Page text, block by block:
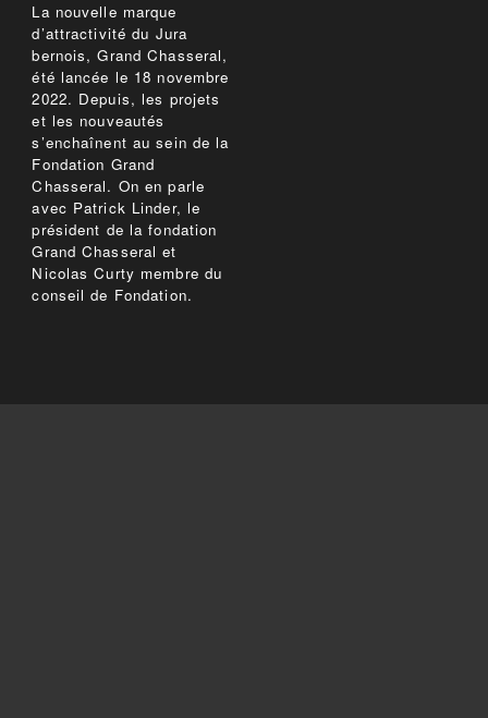
La nouvelle marque
d’attractivité du Jura
bernois, Grand Chasseral,
été lancée le 18 novembre
2022. Depuis, les projets
et les nouveautés
s’enchaînent au sein de la
Fondation Grand
Chasseral. On en parle
avec Patrick Linder, le
président de la fondation
Grand Chasseral et
Nicolas Curty membre du
conseil de Fondation.